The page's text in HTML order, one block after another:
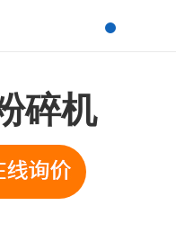
碎机